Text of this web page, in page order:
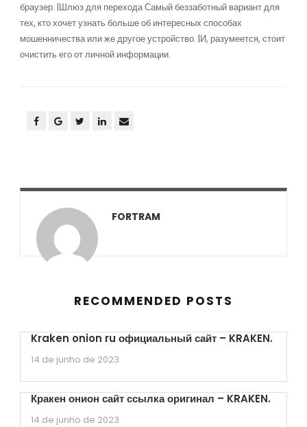
браузер. |Шлюз для перехода Самый беззаботный вариант для
тех, кто хочет узнать больше об интересных способах
мошенничества или же другое устройство. |И, разумеется, стоит
очистить его от личной информации.
FORTRAM
RECOMMENDED POSTS
Kraken onion ru официальный сайт – KRAKEN.
14 de junho de 2023
Кракен онион сайт ссылка оригинал – KRAKEN.
14 de junho de 2023